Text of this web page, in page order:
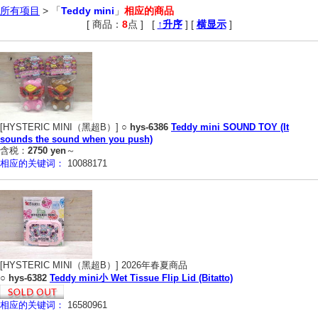
所有项目 > 「Teddy mini 」 相应的商品
[ 商品： 8点 ] [ ↑升序 ] [ 横显示 ]
[HYSTERIC MINI（黑超B）] ○ hys-6386 Teddy mini SOUND TOY (It
sounds the sound when you push)
含税： 2750 yen～
相应的关键词：
10088171
[HYSTERIC MINI（黑超B）] 2026年春夏商品
○ hys-6382 Teddy mini小 Wet Tissue Flip Lid (Bitatto)
相应的关键词： 16580961